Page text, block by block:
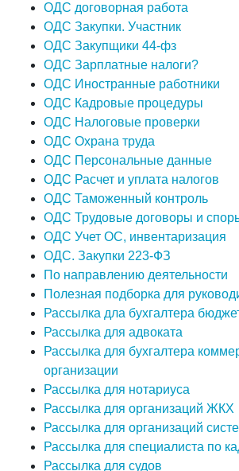
ОДС договорная работа
ОДС Закупки. Участник
ОДС Закупщики 44-фз
ОДС Зарплатные налоги?
ОДС Иностранные работники
ОДС Кадровые процедуры
ОДС Налоговые проверки
ОДС Охрана труда
ОДС Персональные данные
ОДС Расчет и уплата налогов
ОДС Таможенный контроль
ОДС Трудовые договоры и
ОДС Учет ОС, инвентаризация
ОДС. Закупки 223-ФЗ
По направлению деятельности
Полезная подборка для
Рассылка дла бухгалтера
Рассылка для адвоката
Рассылка для бухгалтера
организации
Рассылка для нотариуса
Рассылка для организаций ЖКХ
Рассылка для организаций
Рассылка для специалиста по
Рассылка для судов